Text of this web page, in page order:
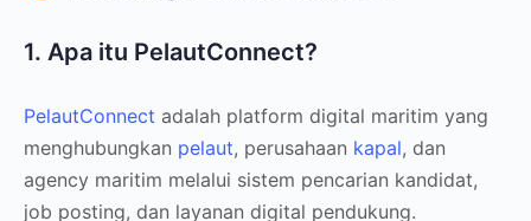
1. Apa itu PelautConnect?
PelautConnect adalah platform digital maritim yang
menghubungkan pelaut, perusahaan kapal, dan
agency maritim melalui sistem pencarian kandidat,
job posting, dan layanan digital pendukung.